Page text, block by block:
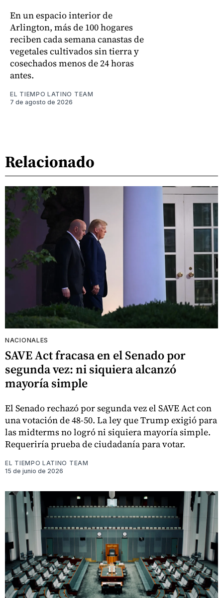
En un espacio interior de
Arlington, más de 100 hogares
reciben cada semana canastas de
vegetales cultivados sin tierra y
cosechados menos de 24 horas
antes.
EL TIEMPO LATINO TEAM
7 de agosto de 2026
Relacionado
NACIONALES
SAVE Act fracasa en el Senado por
segunda vez: ni siquiera alcanzó
mayoría simple
El Senado rechazó por segunda vez el SAVE Act con
una votación de 48-50. La ley que Trump exigió para
las midterms no logró ni siquiera mayoría simple.
Requeriría prueba de ciudadanía para votar.
EL TIEMPO LATINO TEAM
15 de junio de 2026